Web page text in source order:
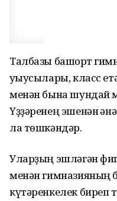
Талбазы башҡорт
уҡыусылары, класс
менән бына шундай
Үҙҙәренең эшенән
ла төшкәндәр.
Уларҙың эшләгән
менән гимназияның
күтәренкелек биреп